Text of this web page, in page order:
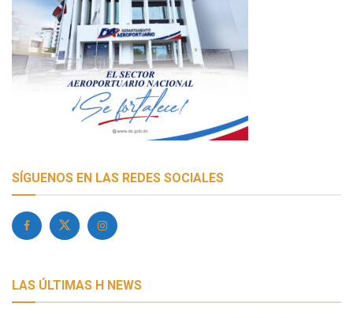
SÍGUENOS EN LAS REDES SOCIALES
LAS ÚLTIMAS H NEWS